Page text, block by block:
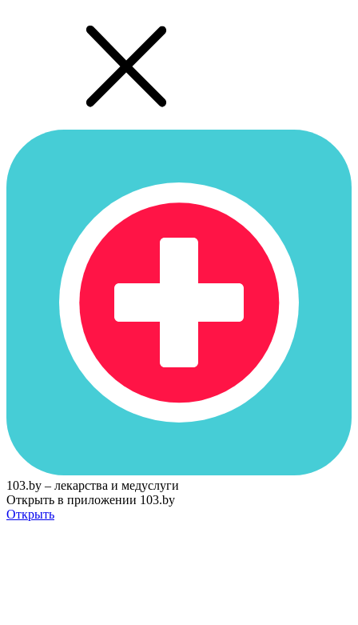
103.by – лекарства и медуслуги
Открыть в приложении 103.by
Открыть